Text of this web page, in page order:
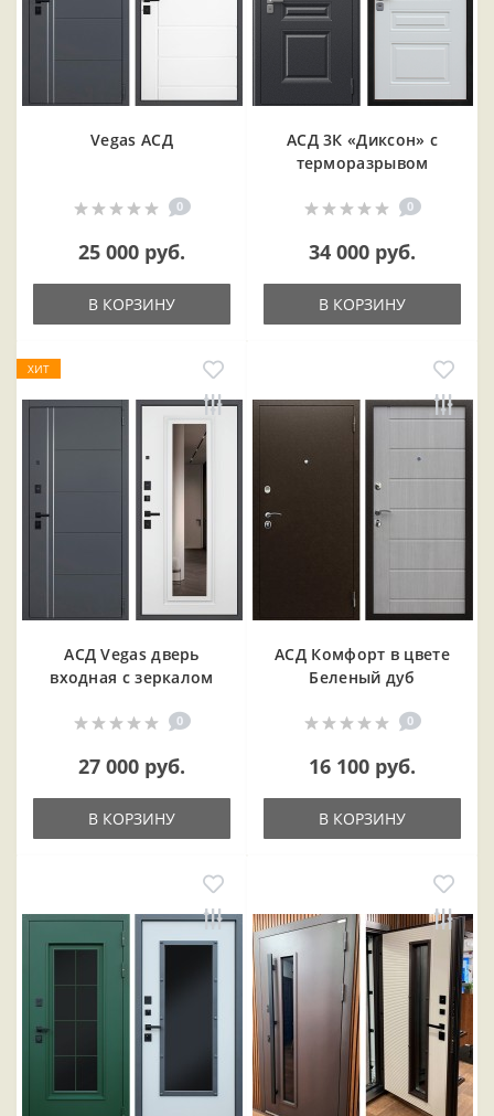
Vegas АСД
0
25 000 руб.
В КОРЗИНУ
АСД 3К «Диксон» с
терморазрывом
0
34 000 руб.
В КОРЗИНУ
ХИТ
АСД Vegas дверь
входная с зеркалом
0
27 000 руб.
В КОРЗИНУ
АСД Комфорт в цвете
Беленый дуб
0
16 100 руб.
В КОРЗИНУ